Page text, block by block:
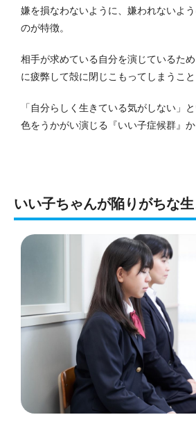
嫌を損なわないように、嫌われないよ
のが特徴。
相手が求めている自分を演じているた
に疲弊して殻に閉じこもってしまうこと
「自分らしく生きている気がしない」
色をうかがい演じる『いい子症候群』か
いい子ちゃんが陥りがちな